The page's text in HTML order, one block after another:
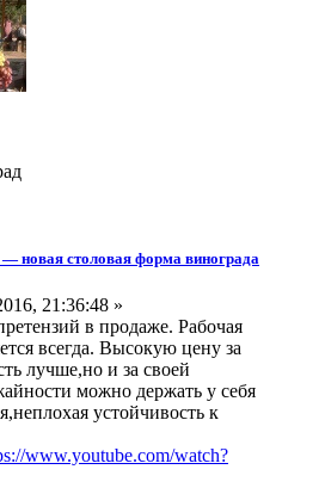
новая столовая форма винограда
21:36:48 »
в продаже. Рабочая
всегда. Высокую цену за
лучше,но и за своей
можно держать у себя
устойчивость к
www.youtube.com/watch?